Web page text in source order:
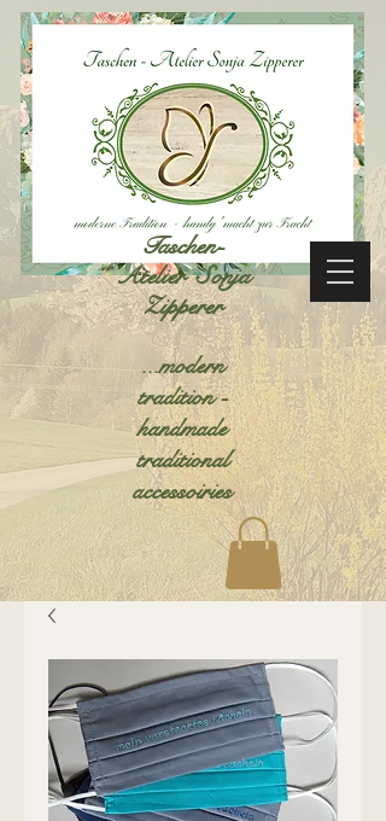
Taschen-
Atelier Sonja
Zipperer
...modern
tradition -
handmade
traditional
accessoiries